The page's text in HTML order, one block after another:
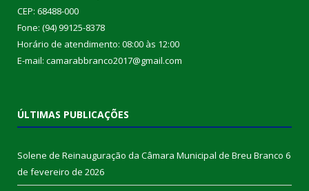
CEP: 68488-000
Fone: (94) 99125-8378
Horário de atendimento: 08:00 às 12:00
E-mail: camarabbranco2017@gmail.com
ÚLTIMAS PUBLICAÇÕES
Solene de Reinauguração da Câmara Municipal de Breu Branco 6
de fevereiro de 2026